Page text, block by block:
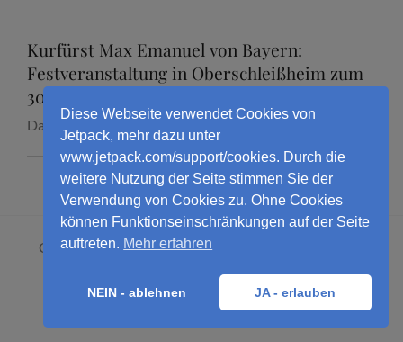
Kurfürst Max Emanuel von Bayern:
Festveranstaltung in Oberschleißheim zum
300. Todestag mit Dr. Marcus Junkelmann
Datum:16. September 2026
Copyright © 2026Dr. Marcus Junkelmann
Datenschutzerklärung
Catch Themes
Diese Webseite verwendet Cookies von
Jetpack, mehr dazu unter
www.jetpack.com/support/cookies. Durch die
weitere Nutzung der Seite stimmen Sie der
Verwendung von Cookies zu. Ohne Cookies
können Funktionseinschränkungen auf der Seite
auftreten. Mehr erfahren
NEIN - ablehnen JA - erlauben